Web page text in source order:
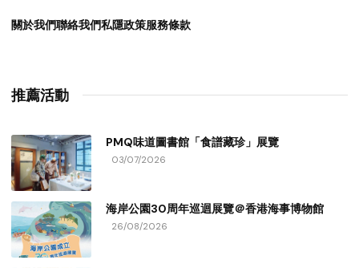
關於我們聯絡我們私隱政策服務條款
推薦活動
PMQ味道圖書館「食譜藏珍」展覽
03/07/2026
海岸公園30周年巡迴展覽＠香港海事博物館
26/08/2026